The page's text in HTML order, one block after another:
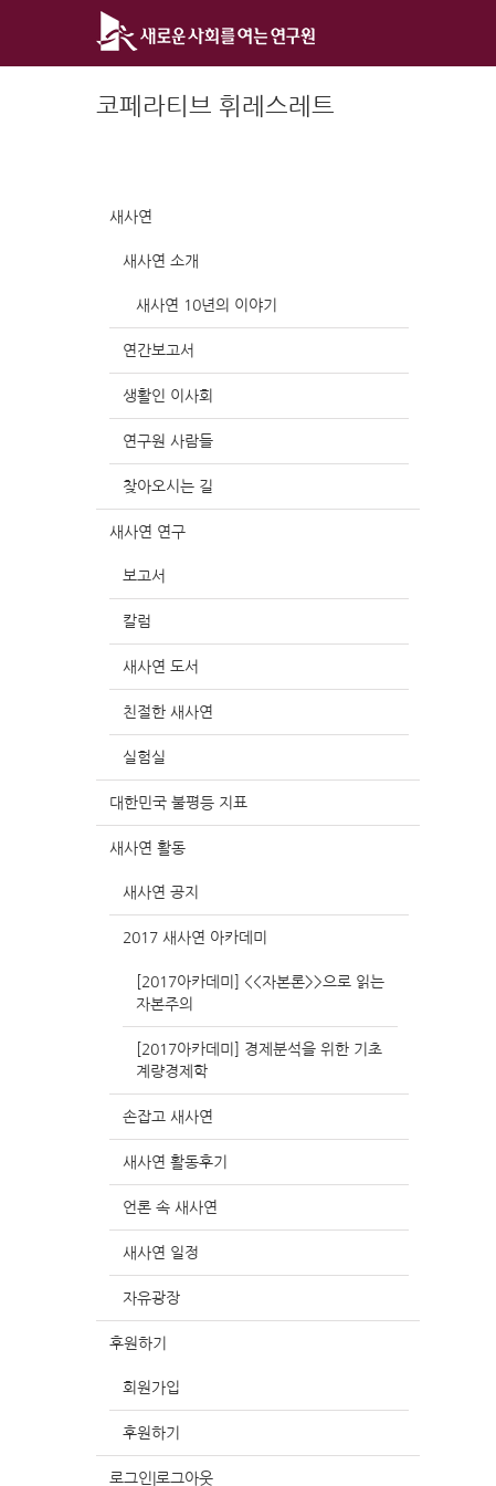
코페라티브 휘레스레트
새사연
새사연 소개
새사연 10년의 이야기
연간보고서
생활인 이사회
연구원 사람들
찾아오시는 길
새사연 연구
보고서
칼럼
새사연 도서
친절한 새사연
실험실
대한민국 불평등 지표
새사연 활동
새사연 공지
2017 새사연 아카데미
[2017아카데미] <<자본론>>으로 읽는
자본주의
[2017아카데미] 경제분석을 위한 기초
계량경제학
손잡고 새사연
새사연 활동후기
언론 속 새사연
새사연 일정
자유광장
후원하기
회원가입
후원하기
로그인|로그아웃